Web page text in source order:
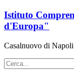
Istituto
d'Europa"
Casalnuovo di Napoli